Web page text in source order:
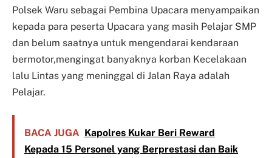
Polsek Waru sebagai Pembina Upacara menyampaikan
kepada para peserta Upacara yang masih Pelajar SMP
dan belum saatnya untuk mengendarai kendaraan
bermotor,mengingat banyaknya korban Kecelakaan
lalu Lintas yang meninggal di Jalan Raya adalah
Pelajar.
BACA JUGA Kapolres Kukar Beri Reward
Kepada 15 Personel yang Berprestasi dan Baik